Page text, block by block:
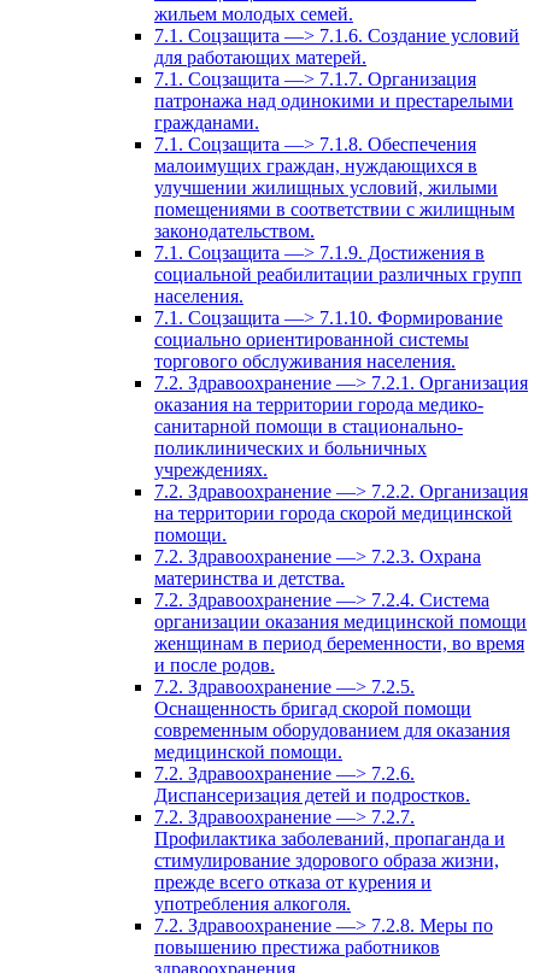
жильем молодых семей.
7.1. Соцзащита —> 7.1.6. Создание условий
для работающих матерей.
7.1. Соцзащита —> 7.1.7. Организация
патронажа над одинокими и престарелыми
гражданами.
7.1. Соцзащита —> 7.1.8. Обеспечения
малоимущих граждан, нуждающихся в
улучшении жилищных условий, жилыми
помещениями в соответствии с жилищным
законодательством.
7.1. Соцзащита —> 7.1.9. Достижения в
социальной реабилитации различных групп
населения.
7.1. Соцзащита —> 7.1.10. Формирование
социально ориентированной системы
торгового обслуживания населения.
7.2. Здравоохранение —> 7.2.1. Организация
оказания на территории города медико-
санитарной помощи в стационально-
поликлинических и больничных
учреждениях.
7.2. Здравоохранение —> 7.2.2. Организация
на территории города скорой медицинской
помощи.
7.2. Здравоохранение —> 7.2.3. Охрана
материнства и детства.
7.2. Здравоохранение —> 7.2.4. Система
организации оказания медицинской помощи
женщинам в период беременности, во время
и после родов.
7.2. Здравоохранение —> 7.2.5.
Оснащенность бригад скорой помощи
современным оборудованием для оказания
медицинской помощи.
7.2. Здравоохранение —> 7.2.6.
Диспансеризация детей и подростков.
7.2. Здравоохранение —> 7.2.7.
Профилактика заболеваний, пропаганда и
стимулирование здорового образа жизни,
прежде всего отказа от курения и
употребления алкоголя.
7.2. Здравоохранение —> 7.2.8. Меры по
повышению престижа работников